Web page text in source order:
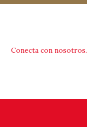
Conecta con nosotros.